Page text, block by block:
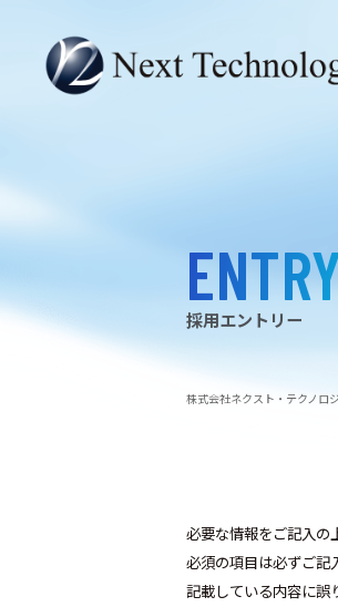
採用エントリー
株式会社ネクスト・テクノロ
必要な情報をご記入の
必須の項目は必ずご記
記載している内容に誤